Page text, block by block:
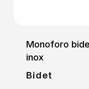
Monoforo
inox
Bidet